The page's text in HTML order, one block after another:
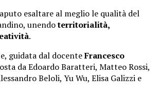
esaltare al meglio le qualità del
unendoterritorialità,
.
guidata dal docenteFrancesco
da Edoardo Baratteri, Matteo Rossi,
Beloli, Yu Wu, Elisa Galizzi e